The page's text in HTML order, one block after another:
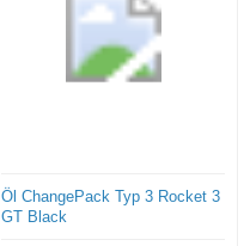
Öl ChangePack Typ 3 Rocket 3
GT Black